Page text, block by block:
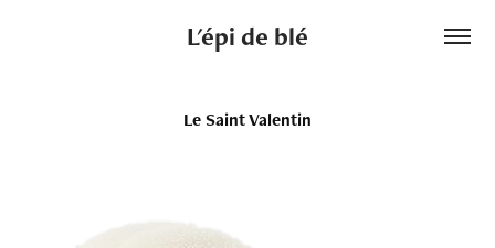
L'épi de blé
Le Saint Valentin